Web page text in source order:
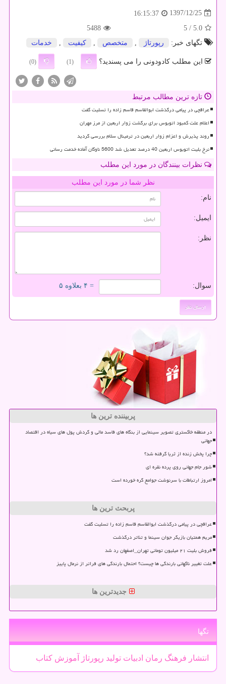
1397/12/25
16:15:37
5.0
/ 5
5488
تگهای خبر:
رپورتاژ , متخصص , كیفیت , خدمات
این مطلب کادودونی را می پسندید؟ (1)
(0)
تازه ترین مطالب مرتبط
عراقچی در پیامی درگذشت ابوالقاسم قاسم زاده را تسلیت گفت
اعلام علت کمبود اتوبوس برای برگشت زوار اربعین از مرز مهران
روند پذیرش و اعزام زوار اربعین در ترمینال سلام بررسی گردید
نرخ بلیت اتوبوس اربعین 40 درصد تعدیل شد 5600 ناوگان آماده خدمت رسانی
نظرات بینندگان در مورد این مطلب
نظر شما در مورد این مطلب
نام:
ایمیل:
نظر:
سوال: = ۴ بعلاوه ۵
پربیننده ترین ها
در منطقه خاکستری تصویر سینمایی از بنگاه های فاسد مالی و گردش پول های سیاه در اقتصاد
جهانی
چرا پخش زنده از ثریا گرفته شد؟
شور جام جهانی روی پرده نقره ای
امروز ارتباطات با سرنوشت جوامع گره خورده است
پربحث ترین ها
عراقچی در پیامی درگذشت ابوالقاسم قاسم زاده را تسلیت گفت
مریم همتیان بازیگر جوان سینما و تئاتر درگذشت
فروش بلیت ۲۱ میلیون تومانی تهران_اصفهان رد شد
علت تغییر ناگهانی بارندگی ها چیست؟ احتمال بارندگی های فراتر از نرمال پاییز
جدیدترین ها
تگها
انتشار فرهنگ رمان ادبیات تولید رپورتاژ آموزش كتاب